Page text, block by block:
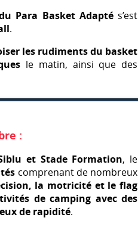
Para Basket Adaptés’est
.
les rudiments du basket
le matin, ainsi que des
:
et Stade Formation, le
comprenant de nombreux
la motricité et le flag
de camping avec des
de rapidité.